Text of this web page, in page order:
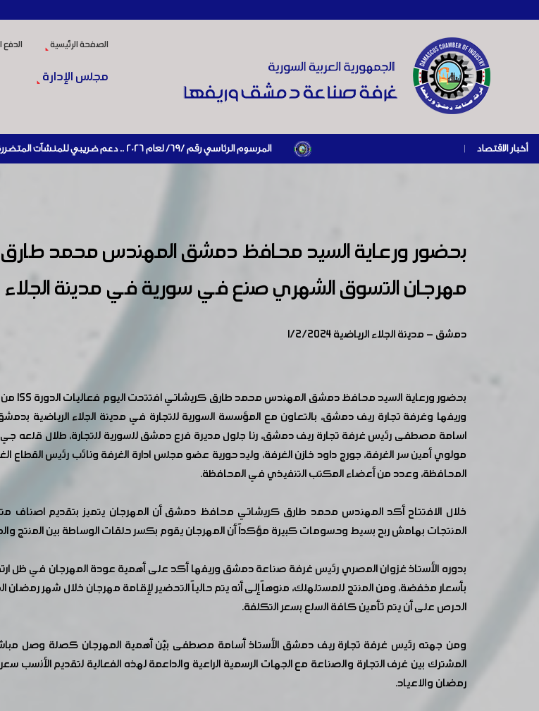
الصفحة الرئيسية
مجلس الإدارة
أخبار الاقتصاد | المرسوم الرئاسي رقم /69/ لعام 2026 .. دعم ضريبي للمنشآت المتضررة في إطار مسار التعافي الاقتصادي وإعادة تنشيط الإنتاج
مهرجان التسوق الشهري صنع في سورية في مدينة الجلاء
دمشق - مدينة الجلاء الرياضية 1/2/2024
وريفها وغرفة تجارة ريف دمشق، بالتعاون مع المؤسسة السورية للتجارة في مدينة الجلاء
اسامة مصطفى رئيس غرفة تجارة ريف دمشق، رنا جلول مديرة فرع دمشق للسورية للتجارة، طلال قلعه
مولوي أمين سر الغرفة، جورج داود خازن الغرفة، وليد حورية عضو مجلس ادارة الغرفة ونائب رئيس
المحافظة، وعدد من أعضاء المكتب التنفيذي في المحافظة.
خلال الافتتاح أكد المهندس محمد طارق كريشاتي محافظ دمشق أن المهرجان يتميز بتقديم اصناف
المنتجات بهامش ربح بسيط وحسومات كبيرة مؤكداً أن المهرجان يقوم بكسر حلقات الوساطة بين المنتج
بدوره الأستاذ غزوان المصري رئيس غرفة صناعة دمشق وريفها أكد على أهمية عودة المهرجان في ظل
بأسعار مخفضة، ومن المنتج للمستلهلك، منوهاً إلى أنه يتم حالياً التحضير لإقامة مهرجان خلال شهر
الحرص على أن يتم تأمين كافة السلع بسعر التكلفة.
ومن جهته رئيس غرفة تجارة ريف دمشق الأستاذ أسامة مصطفى بيّن أهمية المهرجان كصلة وصل
المشترك بين غرف التجارة والصناعة مع الجهات الرسمية الراعية والداعمة لهذه الفعالية لتقديم
رمضان والاعياد.